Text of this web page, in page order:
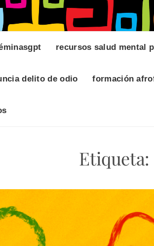
recursos salud mental
delito de odio formación
Etiqueta: